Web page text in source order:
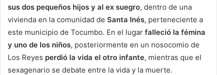
sus dos pequeños hijos y al ex suegro, dentro de una
vivienda en la comunidad de Santa Inés, perteneciente a
este municipio de Tocumbo. En el lugar falleció la fémina
y uno de los niños, posteriormente en un nosocomio de
Los Reyes perdió la vida el otro infante, mientras que el
sexagenario se debate entre la vida y la muerte.